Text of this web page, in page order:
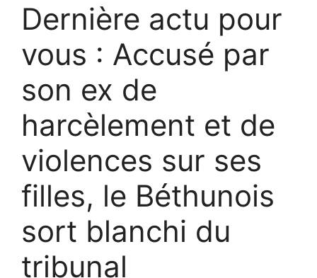
Dernière actu pour
vous : Accusé par
son ex de
harcèlement et de
violences sur ses
filles, le Béthunois
sort blanchi du
tribunal